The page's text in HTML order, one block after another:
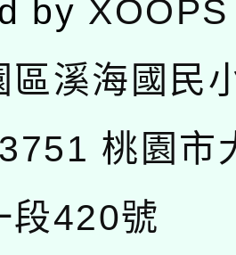
by XOOPS
區溪海國民
桃園市
段420號